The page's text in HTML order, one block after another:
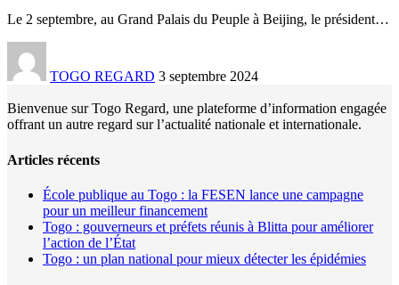
Le 2 septembre, au Grand Palais du Peuple à Beijing, le président…
TOGO REGARD 3 septembre 2024
Bienvenue sur Togo Regard, une plateforme d’information engagée
offrant un autre regard sur l’actualité nationale et internationale.
Articles récents
École publique au Togo : la FESEN lance une campagne
pour un meilleur financement
Togo : gouverneurs et préfets réunis à Blitta pour améliorer
l’action de l’État
Togo : un plan national pour mieux détecter les épidémies